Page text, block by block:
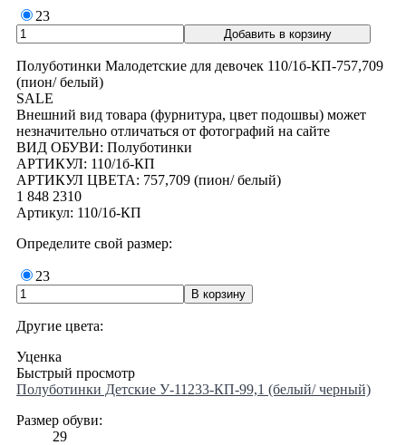
23
Полуботинки Малодетские для девочек 110/1б-КП-757,709
(пион/ белый)
SALE
Внешний вид товара (фурнитура, цвет подошвы) может
незначительно отличаться от фотографий на сайте
ВИД ОБУВИ: Полуботинки
АРТИКУЛ: 110/1б-КП
АРТИКУЛ ЦВЕТА: 757,709 (пион/ белый)
1 848 2310
Артикул: 110/1б-КП
Определите свой размер:
23
Другие цвета:
Уценка
Быстрый просмотр
Полуботинки Детские У-11233-КП-99,1 (белый/ черный)
Размер обуви:
29